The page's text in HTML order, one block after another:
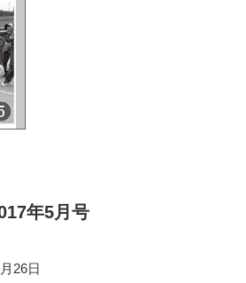
年5月号
26日